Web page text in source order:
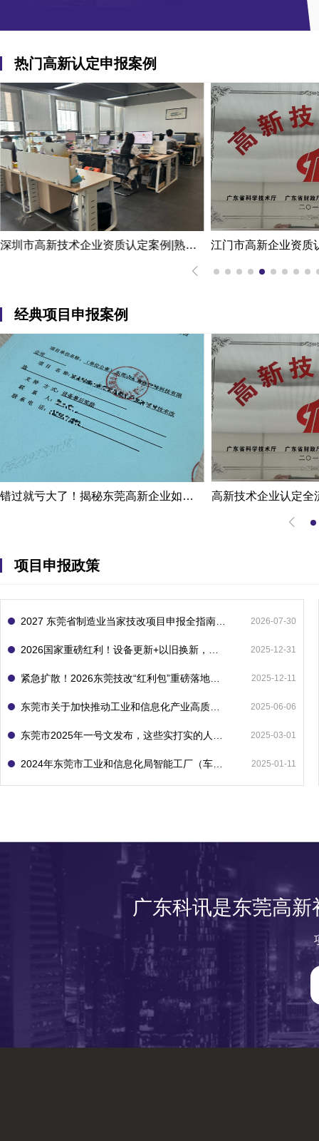
热门高新认定申报案例
深圳市高新技术企业资质认定案例|熟练掌握国家高新企业资质认定
经典项目申报案例
错过就亏大了！揭秘东莞高新企业如何轻松拿下省级技术改造项目300万补贴
项目申报政策
2026-07-30
2025-12-31
2025-12-11
2025-06-06
2025-03-01
2025-01-11
广东科讯是东莞高